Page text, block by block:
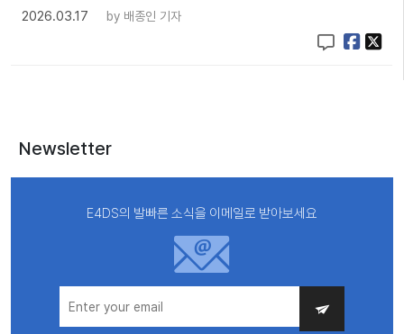
2026.03.17
by 배종인 기자
Newsletter
E4DS의 발빠른 소식을 이메일로 받아보세요